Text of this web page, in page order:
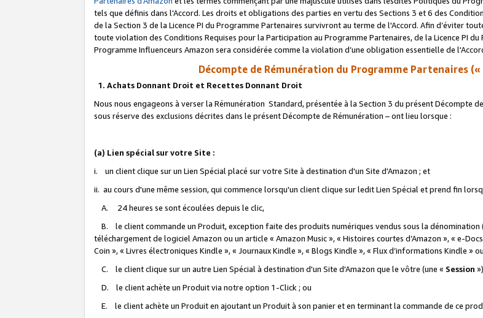
tels que définis dans l'Accord. Les droits et obligations des parties en vertu des Sections 3 et 6 des
de la Section 3 de la Licence PI du Programme Partenaires survivront au terme de l'Accord. Afin d’éviter
toute violation des Conditions Requises pour la Participation au Programme Partenaires, de la Licence PI
Programme Influenceurs Amazon sera considérée comme la violation d’une obligation essentielle de
Décompte de Rémunération du Programme Partenaires
1. Achats Donnant Droit et Recettes Donnant Droit
Nous nous engageons à verser la Rémunération Standard, présentée à la Section 3 du présent Décompte
sous réserve des exclusions décrites dans le présent Décompte de Rémunération – ont lieu lorsque :
(a) Lien spécial sur votre Site :
i. un client clique sur un Lien Spécial placé sur votre Site à destination d'un Site d'Amazon ; et
ii. au cours d'une même session, qui commence lorsqu'un client clique sur ledit Lien Spécial et prend fin
A. 24 heures se sont écoulées depuis le clic,
B. le client commande un Produit, exception faite des produits numériques vendus sous la dénomination
téléchargement de logiciel Amazon ou un article « Amazon Music », « Histoires courtes d’Amazon », « e-
Coin », « Livres électroniques Kindle », « Journaux Kindle », « Blogs Kindle », « Flux d’informations Kindle »
C. le client clique sur un autre Lien Spécial à destination d'un Site d'Amazon que le vôtre (une « Session
D. le client achète un Produit via notre option 1-Click ; ou
E. le client achète un Produit en ajoutant un Produit à son panier et en terminant la commande de ce